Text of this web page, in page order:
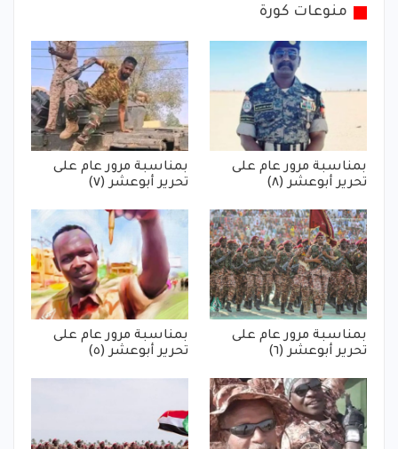
منوعات كورة
بمناسبة مرور عام على
تحرير أبوعشر (٨)
بمناسبة مرور عام على
تحرير أبوعشر (٧)
بمناسبة مرور عام على
تحرير أبوعشر (٦)
بمناسبة مرور عام على
تحرير أبوعشر (٥)